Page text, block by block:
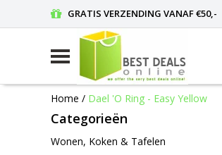
GRATIS VERZENDING VANAF €50,-
Home / Dael 'O Ring - Easy Yellow
Categorieën
Wonen, Koken & Tafelen